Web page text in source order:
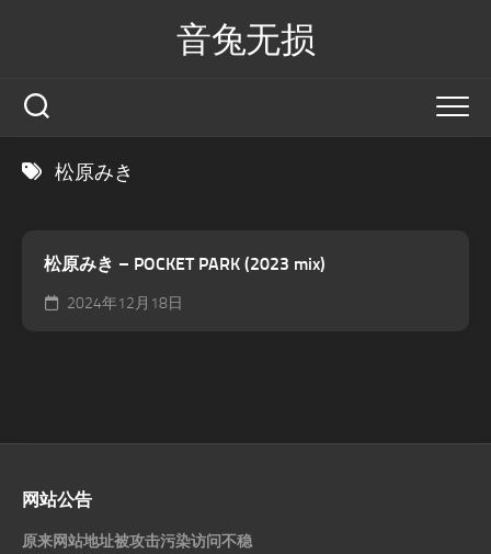
音兔无损
松原みき
松原みき – POCKET PARK (2023 mix)
2024年12月18日
网站公告
原来网站地址被攻击污染访问不稳